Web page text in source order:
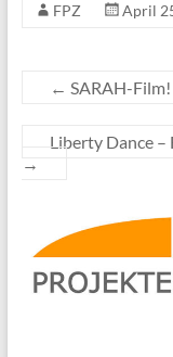
FPZ April
← SARAH-Film!
Liberty Dance –
→